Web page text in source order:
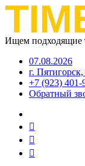
Ищем подходящие
07.08.2026
г.
+7 (923) 401-
Обратный